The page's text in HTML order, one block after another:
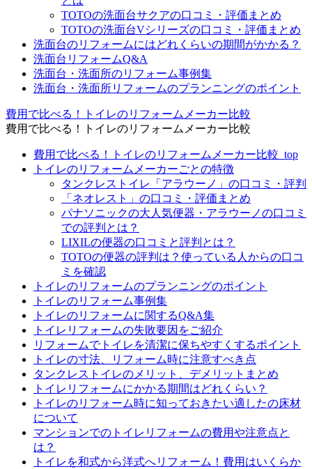
TOTOの洗面台サクアの口コミ・評価まとめ
TOTOの洗面台Vシリーズの口コミ・評価まとめ
洗面台のリフォームにはどれくらいの期間がかかる？
洗面台リフォームQ&A
洗面台・洗面所のリフォーム事例集
洗面台・洗面所リフォームのプランニングのポイント
費用で比べる！トイレのリフォームメーカー比較
費用で比べる！トイレのリフォームメーカー比較
費用で比べる！トイレのリフォームメーカー比較_top
トイレのリフォームメーカーごとの特徴
タンクレストイレ「アラウーノ」の口コミ・評判
「ネオレスト」の口コミ・評価まとめ
パナソニックの大人気便器・アラウーノの口コミ
での評判とは？
LIXILの便器の口コミと評判とは？
TOTOの便器の評判は？使っている人からの口コ
ミを確認
トイレのリフォームのプランニングのポイント
トイレのリフォーム事例集
トイレのリフォームに関するQ&A集
トイレリフォームの失敗要因をご紹介
リフォームでトイレを清潔に保ちやすくするポイント
トイレの寸法、リフォーム時に注意すべき点
タンクレストイレのメリット、デメリットまとめ
トイレリフォームにかかる期間はどれくらい？
トイレのリフォーム時に知っておきたい適したの床材
について
マンションでのトイレリフォームの費用や注意点と
は？
トイレを和式から洋式へリフォーム！費用はいくらか